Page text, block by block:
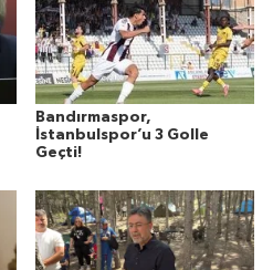
Bandırmaspor,
İstanbulspor’u 3 Golle
Geçti!